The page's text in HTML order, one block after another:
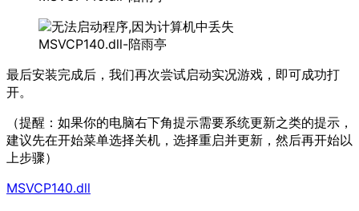
最后安装完成后，我们再次尝试启动实况游戏，即可成功打
开。
（提醒：如果你的电脑右下角提示需要系统更新之类的提示，
建议先在开始菜单选择关机，选择重启并更新，然后再开始以
上步骤）
MSVCP140.dll